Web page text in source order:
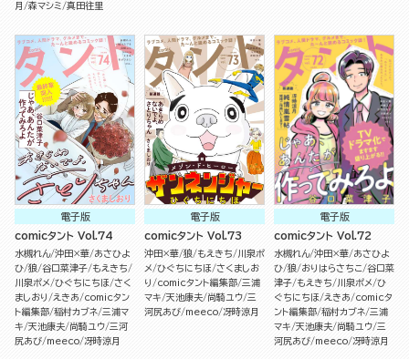
月
森マシミ 真田往里
電子版
comicタント Vol.74
水槻れん 沖田×華 あさひよ
ひ 狼 谷口菜津子 もえきち
川泉ポメ ひぐちにちほ さく
ましおり
えきあ
comicタン
ト編集部 稲村カブネ 三浦マ
キ 天池康夫 尚騎ユウ 三河
尻あび meeco 冴時涼月
電子版
comicタント Vol.73
沖田×華 狼 もえきち
川泉ポ
メ ひぐちにちほ さくましお
り
comicタント編集部 三浦
マキ 天池康夫 尚騎ユウ 三
河尻あび meeco 冴時涼月
電子版
comicタント Vol.72
水槻れん 沖田×華 あさひよ
ひ 狼 おりはらさちこ 谷口菜
津子 もえきち 川泉ポメ ひ
ぐちにちほ
えきあ
comicタ
ント編集部 稲村カブネ 三浦
マキ 天池康夫 尚騎ユウ 三
河尻あび meeco 冴時涼月